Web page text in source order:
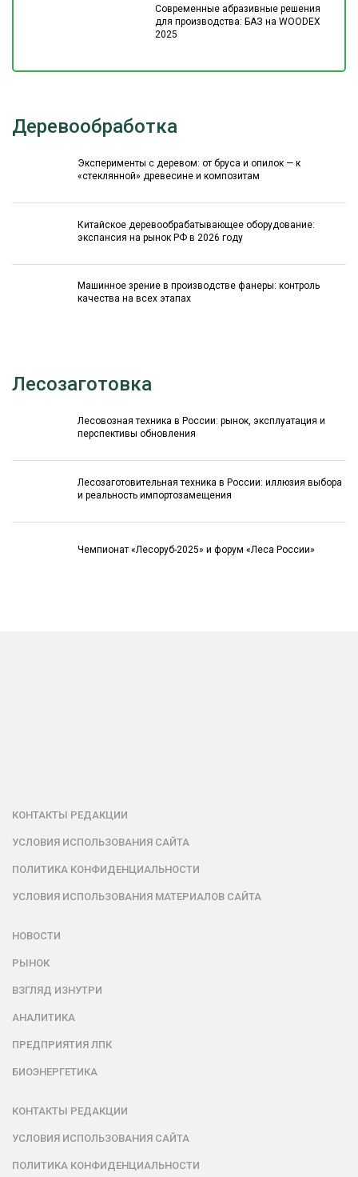
Современные абразивные решения
для производства: БАЗ на WOODEX
2025
Деревообработка
Эксперименты с деревом: от бруса и опилок — к
«стеклянной» древесине и композитам
Китайское деревообрабатывающее оборудование:
экспансия на рынок РФ в 2026 году
Машинное зрение в производстве фанеры: контроль
качества на всех этапах
Лесозаготовка
Лесовозная техника в России: рынок, эксплуатация и
перспективы обновления
Лесозаготовительная техника в России: иллюзия выбора
и реальность импортозамещения
Чемпионат «Лесоруб-2025» и форум «Леса России»
КОНТАКТЫ РЕДАКЦИИ
УСЛОВИЯ ИСПОЛЬЗОВАНИЯ САЙТА
ПОЛИТИКА КОНФИДЕНЦИАЛЬНОСТИ
УСЛОВИЯ ИСПОЛЬЗОВАНИЯ МАТЕРИАЛОВ САЙТА
НОВОСТИ
РЫНОК
ВЗГЛЯД ИЗНУТРИ
АНАЛИТИКА
ПРЕДПРИЯТИЯ ЛПК
БИОЭНЕРГЕТИКА
КОНТАКТЫ РЕДАКЦИИ
УСЛОВИЯ ИСПОЛЬЗОВАНИЯ САЙТА
ПОЛИТИКА КОНФИДЕНЦИАЛЬНОСТИ